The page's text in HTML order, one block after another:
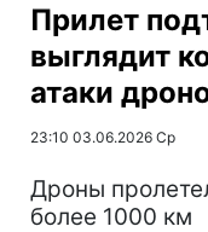
Прилет
выглядит
атаки
23:10 03.06.2026 Ср
Дроны
более 1000 км